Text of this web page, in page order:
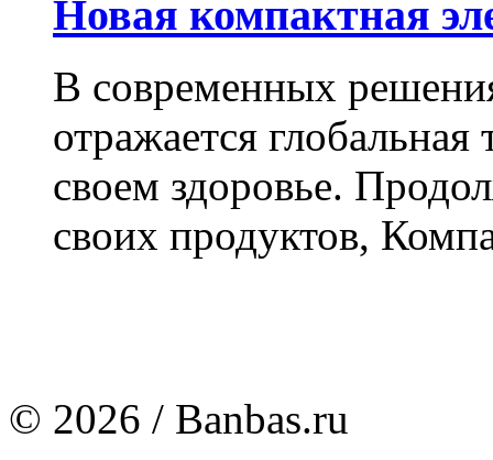
Новая компактная
В современных
отражается
своем здоровье.
своих продуктов,
© 2026 / Banbas.ru